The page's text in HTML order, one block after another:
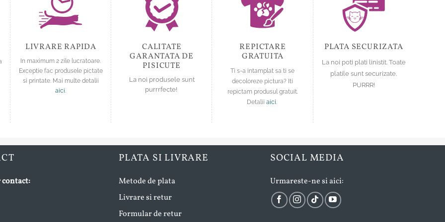
în
pagina
produsului.
în
produsului.
pagina
produsului.
LIVRARE RAPIDA
In maximum 2 zile lucratoare.
Exceptie fac produsele pictate
si printate. Mai multe detalii
aici
CALITATE
GARANTATA DE
PISICUTE
La noi produsele sunt
purrrfecte!
REPICTARE
GRATUITA
Ti s-a intamplat sa ti se
decoloreze pictura? Iti
repictam produsul gratuit.
Detalii aici
PLATA SECURIZATA
La noi poti plati linistit. Toate
platile sunt securizate.
PURRR!
PLATA SI LIVRARE
Metode de plata
Livrare si retur
Formular de retur
SOCIAL MEDIA
Urmareste-ne si aici: